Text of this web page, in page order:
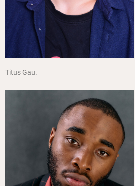
Titus Gau.